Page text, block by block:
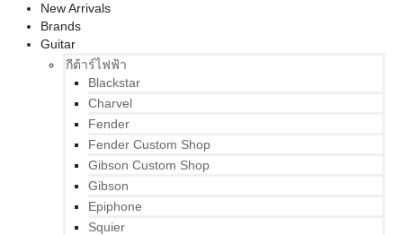
New Arrivals
Brands
Guitar
กีต้าร์ไฟฟ้า
Blackstar
Charvel
Fender
Fender Custom Shop
Gibson Custom Shop
Gibson
Epiphone
Squier